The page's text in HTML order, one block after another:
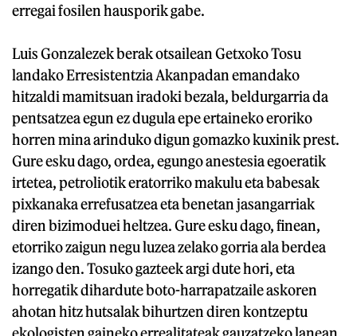
erregai fosilen hausporik gabe.
Luis Gonzalezek berak otsailean Getxoko Tosu
landako Erresistentzia Akanpadan emandako
hitzaldi mamitsuan iradoki bezala, beldurgarria da
pentsatzea egun ez dugula epe ertaineko eroriko
horren mina arinduko digun gomazko kuxinik prest.
Gure esku dago, ordea, egungo anestesia egoeratik
irtetea, petroliotik eratorriko makulu eta babesak
pixkanaka errefusatzea eta benetan jasangarriak
diren bizimoduei heltzea. Gure esku dago, finean,
etorriko zaigun negu luzea zelako gorria ala berdea
izango den. Tosuko gazteek argi dute hori, eta
horregatik dihardute boto-harrapatzaile askoren
ahotan hitz hutsalak bihurtzen diren kontzeptu